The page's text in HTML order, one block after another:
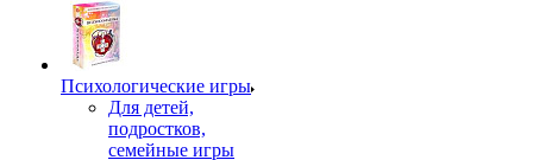
Психологические игры
Для детей,
подростков,
семейные игры